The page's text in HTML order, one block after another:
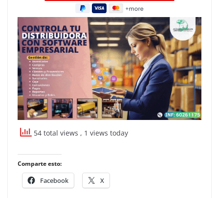
54 total views , 1 views today
Comparte esto:
Facebook X